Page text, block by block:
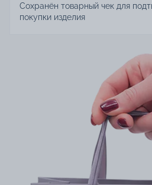
Сохранён товарный чек для
покупки изделия